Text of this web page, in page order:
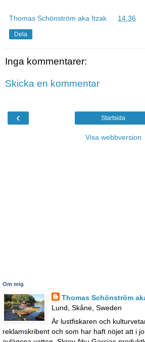
Thomas Schönström aka Itzak 14:36
Dela
Inga kommentarer:
Skicka en kommentar
‹ Startsida
Visa webbversion
Om mig
Thomas Schönström
Lund, Skåne, Sweden
Är lustfiskaren och
reklamskribent och som har haft nöjet att i